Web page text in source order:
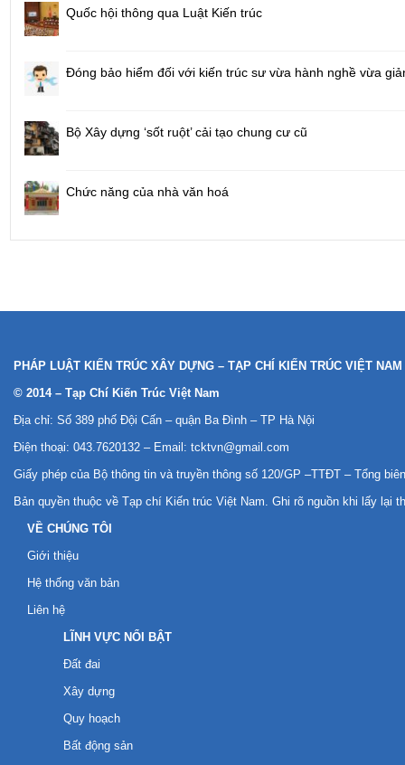
Quốc hội thông qua Luật Kiến trúc
Đóng bảo hiểm đối với kiến trúc sư vừa hành nghề vừa
Bộ Xây dựng ‘sốt ruột’ cải tạo chung cư cũ
Chức năng của nhà văn hoá
PHÁP LUẬT KIẾN TRÚC XÂY DỰNG – TẠP CHÍ KIẾN TRÚC VIỆT NAM
© 2014 – Tạp Chí Kiến Trúc Việt Nam
Địa chỉ: Số 389 phố Đội Cấn – quận Ba Đình – TP Hà Nội
Điện thoại: 043.7620132 – Email: tcktvn@gmail.com
Giấy phép của Bộ thông tin và truyền thông số 120/GP –TTĐT – Tổng
Bản quyền thuộc về Tạp chí Kiến trúc Việt Nam. Ghi rõ nguồn khi lấy lại
VỀ CHÚNG TÔI
Giới thiệu
Hệ thống văn bản
Liên hệ
LĨNH VỰC NỔI BẬT
Đất đai
Xây dựng
Quy hoạch
Bất động sản